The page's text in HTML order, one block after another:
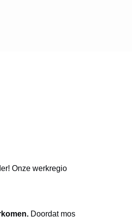
Onze werkregio
Doordat mos